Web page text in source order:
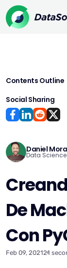
Contents Outline
Social Sharing
Daniel
Data
De
Con
Feb 09, 202121